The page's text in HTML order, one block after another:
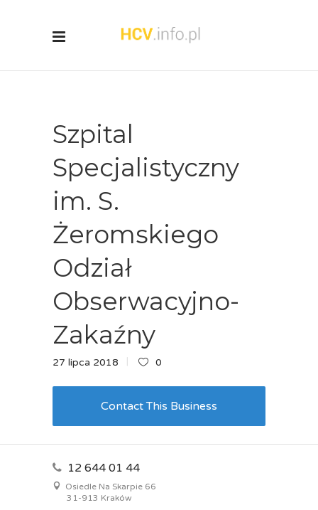
Szpital
Specjalistyczny
im. S.
Żeromskiego
Odział
Obserwacyjno-
Zakaźny
27 lipca 2018 0
Contact This Business
12 644 01 44
Osiedle Na Skarpie 66
31-913 Kraków